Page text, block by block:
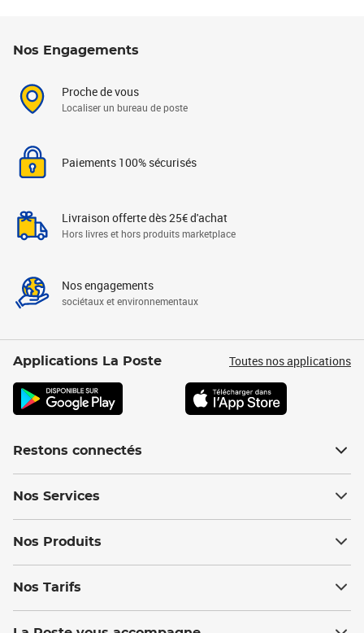
Nos Engagements
Proche de vous
Localiser un bureau de poste
Paiements 100% sécurisés
Livraison offerte dès 25€ d'achat
Hors livres et hors produits marketplace
Nos engagements
sociétaux et environnementaux
Applications La Poste Toutes nos applications
Restons connectés
Nos Services
Nos Produits
Nos Tarifs